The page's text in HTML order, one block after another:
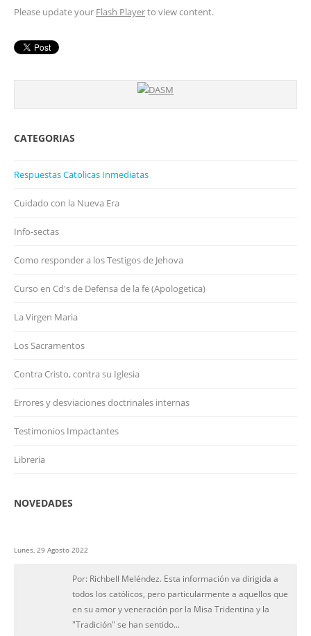
Please update your Flash Playerto view content.
CATEGORIAS
Respuestas Catolicas Inmediatas
Cuidado con la Nueva Era
Info-sectas
Como responder a los Testigos de Jehova
Curso en Cd's de Defensa de la fe (Apologetica)
La Virgen Maria
Los Sacramentos
Contra Cristo, contra su Iglesia
Errores y desviaciones doctrinales internas
Testimonios Impactantes
Libreria
NOVEDADES
Lunes, 29 Agosto 2022
Por: Richbell Meléndez. Esta información va dirigida a
todos los católicos, pero particularmente a aquellos que
en su amor y veneración por la Misa Tridentina y la
"Tradición" se han sentido...